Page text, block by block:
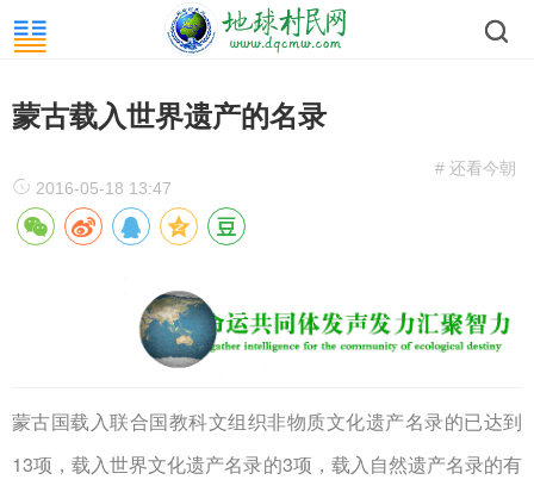
蒙古载入世界遗产的名录
# 还看今朝
2016-05-18 13:47
蒙古国载入联合国教科文组织非物质文化遗产名录的已达到
13项，载入世界文化遗产名录的3项，载入自然遗产名录的有